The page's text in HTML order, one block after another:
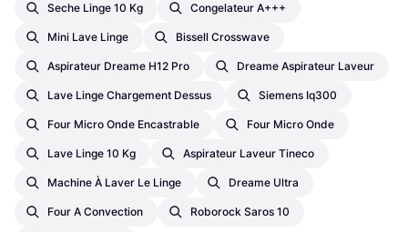
Seche Linge 10 Kg Congelateur A+++
Mini Lave Linge Bissell Crosswave
Aspirateur Dreame H12 Pro Dreame Aspirateur Laveur
Lave Linge Chargement Dessus Siemens Iq300
Four Micro Onde Encastrable Four Micro Onde
Lave Linge 10 Kg Aspirateur Laveur Tineco
Machine À Laver Le Linge Dreame Ultra
Four A Convection Roborock Saros 10